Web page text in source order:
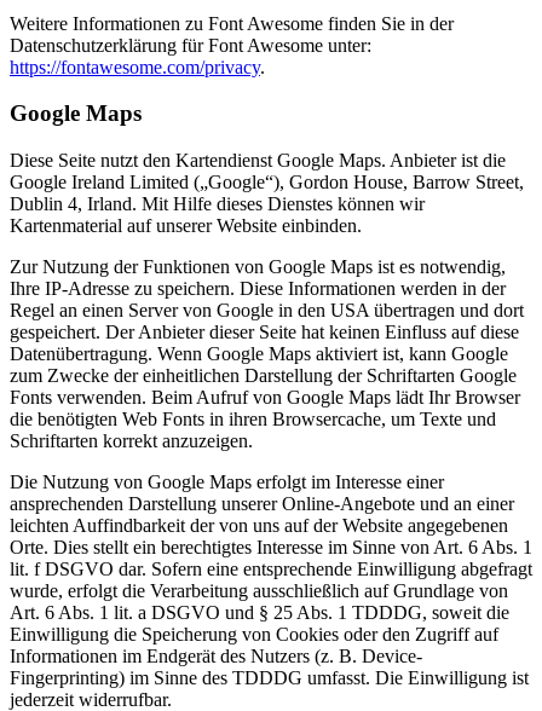
Weitere Informationen zu Font Awesome finden Sie in der
Datenschutzerklärung für Font Awesome unter:
https://fontawesome.com/privacy.
Google Maps
Diese Seite nutzt den Kartendienst Google Maps. Anbieter ist die
Google Ireland Limited („Google“), Gordon House, Barrow Street,
Dublin 4, Irland. Mit Hilfe dieses Dienstes können wir
Kartenmaterial auf unserer Website einbinden.
Zur Nutzung der Funktionen von Google Maps ist es notwendig,
Ihre IP-Adresse zu speichern. Diese Informationen werden in der
Regel an einen Server von Google in den USA übertragen und dort
gespeichert. Der Anbieter dieser Seite hat keinen Einfluss auf diese
Datenübertragung. Wenn Google Maps aktiviert ist, kann Google
zum Zwecke der einheitlichen Darstellung der Schriftarten Google
Fonts verwenden. Beim Aufruf von Google Maps lädt Ihr Browser
die benötigten Web Fonts in ihren Browsercache, um Texte und
Schriftarten korrekt anzuzeigen.
Die Nutzung von Google Maps erfolgt im Interesse einer
ansprechenden Darstellung unserer Online-Angebote und an einer
leichten Auffindbarkeit der von uns auf der Website angegebenen
Orte. Dies stellt ein berechtigtes Interesse im Sinne von Art. 6 Abs. 1
lit. f DSGVO dar. Sofern eine entsprechende Einwilligung abgefragt
wurde, erfolgt die Verarbeitung ausschließlich auf Grundlage von
Art. 6 Abs. 1 lit. a DSGVO und § 25 Abs. 1 TDDDG, soweit die
Einwilligung die Speicherung von Cookies oder den Zugriff auf
Informationen im Endgerät des Nutzers (z. B. Device-
Fingerprinting) im Sinne des TDDDG umfasst. Die Einwilligung ist
jederzeit widerrufbar.